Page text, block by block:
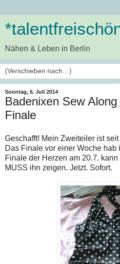
Nähen & Leben in Berlin
Sonntag, 6. Juli 2014
Badenixen Sew
Finale
Geschafft! Mein Zweiteiler ist
Das Finale vor einer Woche hab
Finale der Herzen am 20.7.
MUSS ihn zeigen. Jetzt. Sofort.